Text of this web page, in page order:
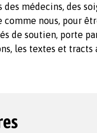
médecins, des
nous, pour
de soutien, porte
les textes et tracts